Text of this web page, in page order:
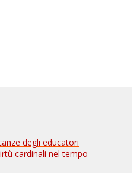
degli educatori
cardinali nel tempo